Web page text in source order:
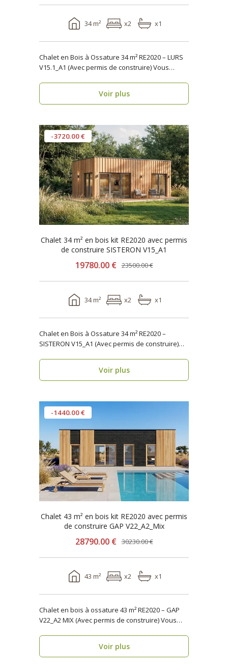
34 m² x2 x1
Chalet en Bois à Ossature 34 m² RE2020 – LURS
V15.1_A1 (Avec permis de construire) Vous
Voir plus
-3720.00 €
Chalet 34 m² en bois kit RE2020 avec permis
de construire SISTERON V15_A1
19780.00 € 23500.00 €
34 m² x2 x1
Chalet en Bois à Ossature 34 m² RE2020 –
SISTERON V15_A1 (Avec permis de construire)
Voir plus
-1440.00 €
Chalet 43 m² en bois kit RE2020 avec permis
de construire GAP V22_A2_Mix
28790.00 € 30230.00 €
43 m² x2 x1
Chalet en bois à ossature 43 m² RE2020 – GAP
V22_A2 MIX (Avec permis de construire) Vous
Voir plus